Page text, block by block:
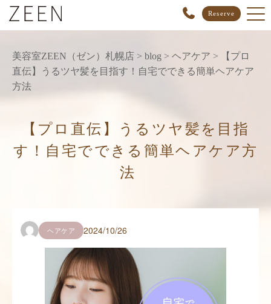
Reserve
美容室ZEEN（ゼン）札幌店 > blog > ヘアケア >
【プロ
直伝】うるツヤ髪を目指す！自宅でできる簡単ヘアケア
方法
【プロ直伝】うるツヤ髪を目指
す！自宅でできる簡単ヘアケア方
法
ヘアケア 2024/10/26